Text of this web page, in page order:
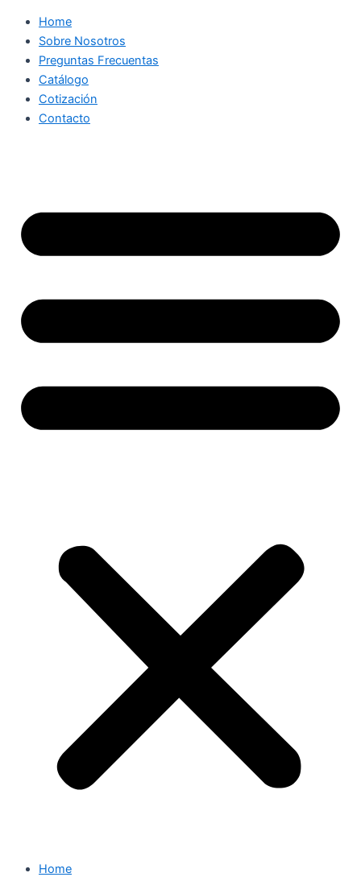
Home
Sobre Nosotros
Preguntas Frecuentas
Catálogo
Cotización
Contacto
Home